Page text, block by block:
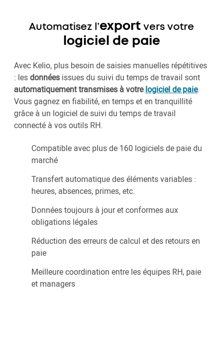
Automatisez l’export vers votre
logiciel de paie
Avec Kelio, plus besoin de saisies manuelles répétitives
: lesdonnées issues du suivi du temps de travail sont
automatiquement transmises à votrelogiciel de paie.
Vous gagnez en fiabilité, en temps et en tranquillité
grâce à un logiciel de suivi du temps de travail
connecté à vos outils RH.
Compatible avec plus de 160 logiciels de paie du
marché
Transfert automatique des éléments variables :
heures, absences, primes, etc.
Données toujours à jour et conformes aux
obligations légales
Réduction des erreurs de calcul et des retours en
paie
Meilleure coordination entre les équipes RH, paie
et managers